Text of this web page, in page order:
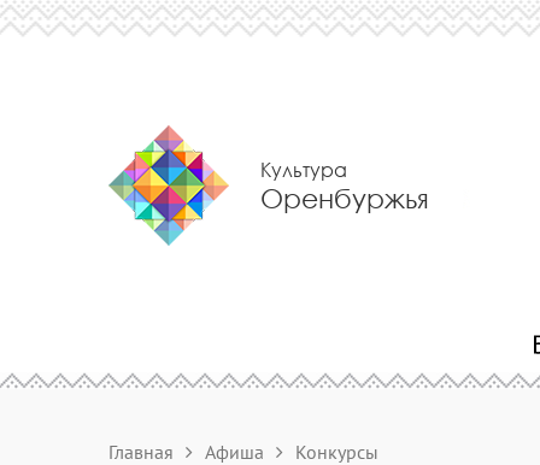
Культура
Оренбуржья
Главная Афиша Конкурсы